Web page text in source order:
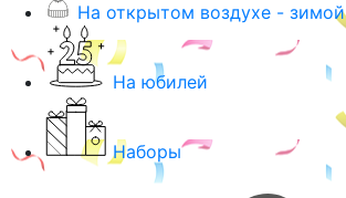
На открытом воздухе - зимой
На юбилей
Наборы